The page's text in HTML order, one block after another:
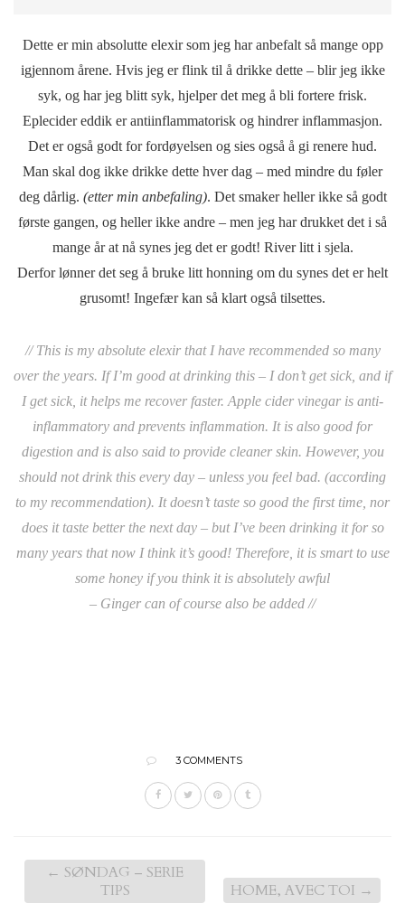
Dette er min absolutte elexir som jeg har anbefalt så mange opp
igjennom årene. Hvis jeg er flink til å drikke dette – blir jeg ikke
syk, og har jeg blitt syk, hjelper det meg å bli fortere frisk.
Eplecider eddik er antiinflammatorisk og hindrer inflammasjon.
Det er også godt for fordøyelsen og sies også å gi renere hud.
Man skal dog ikke drikke dette hver dag – med mindre du føler
deg dårlig. (etter min anbefaling). Det smaker heller ikke så godt
første gangen, og heller ikke andre – men jeg har drukket det i så
mange år at nå synes jeg det er godt! River litt i sjela.
Derfor lønner det seg å bruke litt honning om du synes det er helt
grusomt! Ingefær kan så klart også tilsettes.
// This is my absolute elexir that I have recommended so many
over the years. If I’m good at drinking this – I don’t get sick, and if
I get sick, it helps me recover faster. Apple cider vinegar is anti-
inflammatory and prevents inflammation. It is also good for
digestion and is also said to provide cleaner skin. However, you
should not drink this every day – unless you feel bad. (according
to my recommendation). It doesn’t taste so good the first time, nor
does it taste better the next day – but I’ve been drinking it for so
many years that now I think it’s good! Therefore, it is smart to use
some honey if you think it is absolutely awful
– Ginger can of course also be added //
3 COMMENTS
← SØNDAG – SERIE
TIPS
HOME, AVEC TOI →